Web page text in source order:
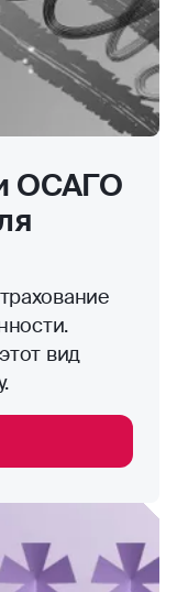
ОСАГО
вид